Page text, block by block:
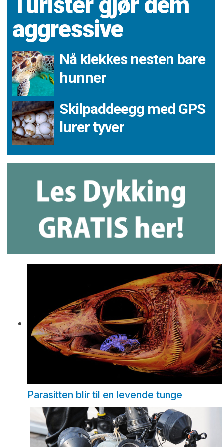
aggressive
Nå klekkes nesten bare
hunner
Skilpaddeegg med GPS
lurer tyver
Parasitten blir til en levende tunge